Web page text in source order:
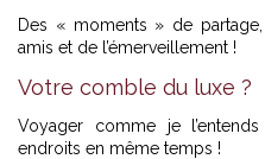
Des « moments » de
amis et de l’émerveillement !
Votre comble du luxe ?
Voyager comme je
endroits en même temps !